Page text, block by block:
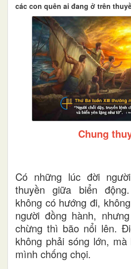
các con quên ai đang ở trên
Chung
Có những lúc đời
thuyền giữa biển
không có hướng đi,
người đồng hành,
chừng thì bão nổi lên.
không phải sóng lớn,
mình chống chọi.